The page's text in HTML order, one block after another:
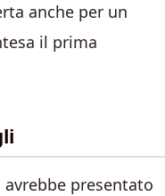
anche per un
il prima
presentato